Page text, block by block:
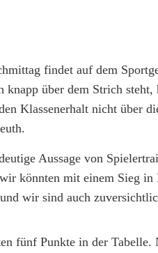
findet auf dem
über dem Strich steht,
Klassenerhalt nicht über
Aussage von
könnten mit einem Sieg
wir sind auch
fünf Punkte in der Tabelle.